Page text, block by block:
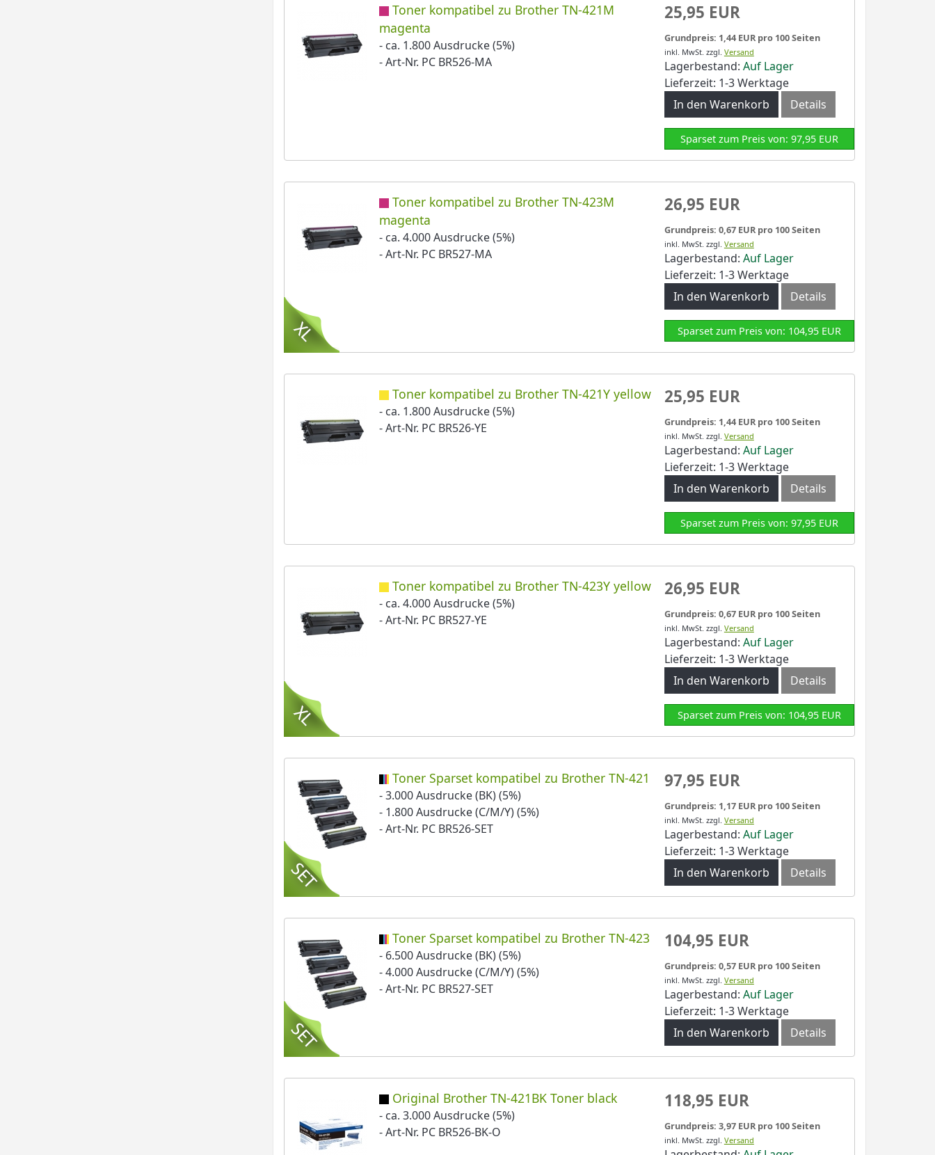
Toner kompatibel zu Brother TN-421M
magenta
- ca. 1.800 Ausdrucke (5%)
- Art-Nr. PC BR526-MA
25,95 EUR
Grundpreis: 1,44 EUR pro 100 Seiten
inkl. MwSt. zzgl. Versand
Lagerbestand: Auf Lager
Lieferzeit: 1-3 Werktage
In den Warenkorb
Details
Sparset zum Preis von: 97,95 EUR
Toner kompatibel zu Brother TN-423M
magenta
- ca. 4.000 Ausdrucke (5%)
- Art-Nr. PC BR527-MA
26,95 EUR
Grundpreis: 0,67 EUR pro 100 Seiten
inkl. MwSt. zzgl. Versand
Lagerbestand: Auf Lager
Lieferzeit: 1-3 Werktage
In den Warenkorb
Details
Sparset zum Preis von: 104,95 EUR
Toner kompatibel zu Brother TN-421Y yellow
- ca. 1.800 Ausdrucke (5%)
- Art-Nr. PC BR526-YE
25,95 EUR
Grundpreis: 1,44 EUR pro 100 Seiten
inkl. MwSt. zzgl. Versand
Lagerbestand: Auf Lager
Lieferzeit: 1-3 Werktage
In den Warenkorb
Details
Sparset zum Preis von: 97,95 EUR
Toner kompatibel zu Brother TN-423Y yellow
- ca. 4.000 Ausdrucke (5%)
- Art-Nr. PC BR527-YE
26,95 EUR
Grundpreis: 0,67 EUR pro 100 Seiten
inkl. MwSt. zzgl. Versand
Lagerbestand: Auf Lager
Lieferzeit: 1-3 Werktage
In den Warenkorb
Details
Sparset zum Preis von: 104,95 EUR
Toner Sparset kompatibel zu Brother TN-421
- 3.000 Ausdrucke (BK) (5%)
- 1.800 Ausdrucke (C/M/Y) (5%)
- Art-Nr. PC BR526-SET
97,95 EUR
Grundpreis: 1,17 EUR pro 100 Seiten
inkl. MwSt. zzgl. Versand
Lagerbestand: Auf Lager
Lieferzeit: 1-3 Werktage
In den Warenkorb
Details
Toner Sparset kompatibel zu Brother TN-423
- 6.500 Ausdrucke (BK) (5%)
- 4.000 Ausdrucke (C/M/Y) (5%)
- Art-Nr. PC BR527-SET
104,95 EUR
Grundpreis: 0,57 EUR pro 100 Seiten
inkl. MwSt. zzgl. Versand
Lagerbestand: Auf Lager
Lieferzeit: 1-3 Werktage
In den Warenkorb
Details
Original Brother TN-421BK Toner black
- ca. 3.000 Ausdrucke (5%)
- Art-Nr. PC BR526-BK-O
118,95 EUR
Grundpreis: 3,97 EUR pro 100 Seiten
inkl. MwSt. zzgl. Versand